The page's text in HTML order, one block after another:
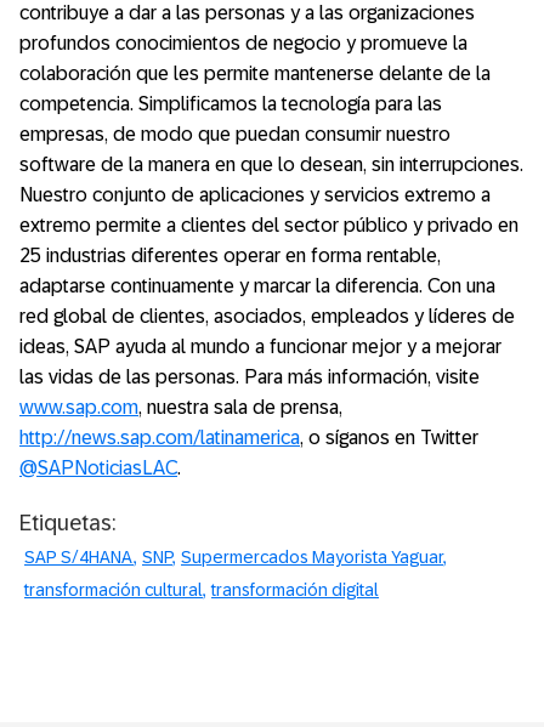
contribuye a dar a las personas y a las organizaciones
profundos conocimientos de negocio y promueve la
colaboración que les permite mantenerse delante de la
competencia. Simplificamos la tecnología para las
empresas, de modo que puedan consumir nuestro
software de la manera en que lo desean, sin interrupciones.
Nuestro conjunto de aplicaciones y servicios extremo a
extremo permite a clientes del sector público y privado en
25 industrias diferentes operar en forma rentable,
adaptarse continuamente y marcar la diferencia. Con una
red global de clientes, asociados, empleados y líderes de
ideas, SAP ayuda al mundo a funcionar mejor y a mejorar
las vidas de las personas. Para más información, visite
www.sap.com, nuestra sala de prensa,
http://news.sap.com/latinamerica, o síganos en Twitter
@SAPNoticiasLAC.
Etiquetas:
SAP S/4HANA SNP Supermercados Mayorista Yaguar
transformación cultural transformación digital